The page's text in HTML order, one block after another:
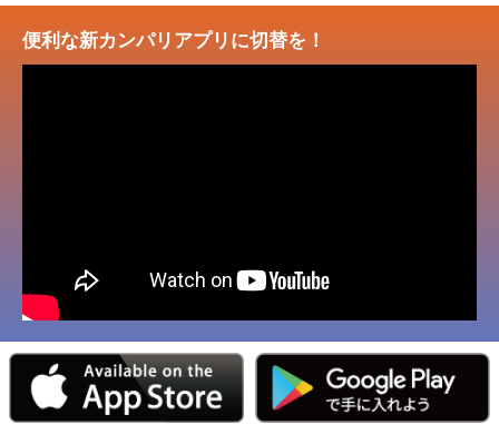
便利な新カンパリアプリに切替を！